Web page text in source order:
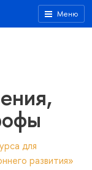
Меню
для
развития»